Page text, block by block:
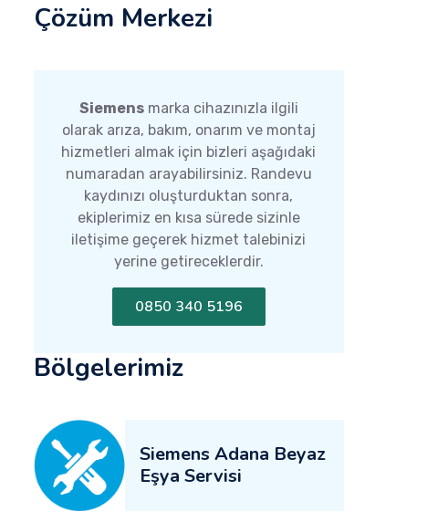
Çözüm Merkezi
Siemensmarka cihazınızla ilgili
olarak arıza, bakım, onarım ve montaj
hizmetleri almak için bizleri aşağıdaki
numaradan arayabilirsiniz. Randevu
kaydınızı oluşturduktan sonra,
ekiplerimiz en kısa sürede sizinle
iletişime geçerek hizmet talebinizi
yerine getireceklerdir.
0850 340 5196
Bölgelerimiz
Siemens Adana Beyaz
Eşya Servisi